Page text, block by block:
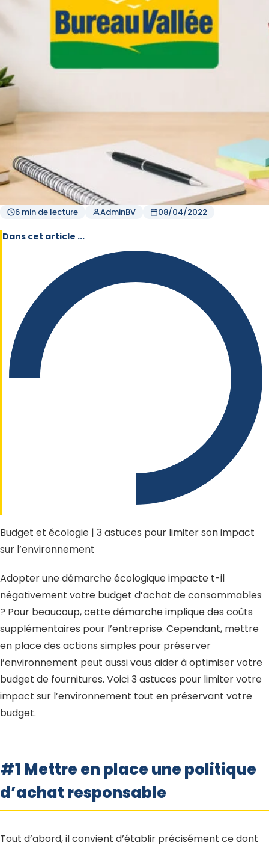
6 min de lecture AdminBV 08/04/2022
Dans cet article ...
Budget et écologie | 3 astuces pour limiter son impact
sur l’environnement
Adopter une démarche écologique impacte t-il
négativement votre budget d’achat de consommables
? Pour beaucoup, cette démarche implique des coûts
supplémentaires pour l’entreprise. Cependant, mettre
en place des actions simples pour préserver
l’environnement peut aussi vous aider à optimiser votre
budget de fournitures. Voici 3 astuces pour limiter votre
impact sur l’environnement tout en préservant votre
budget.
#1 Mettre en place une politique
d’achat responsable
Tout d’abord, il convient d’établir précisément ce dont